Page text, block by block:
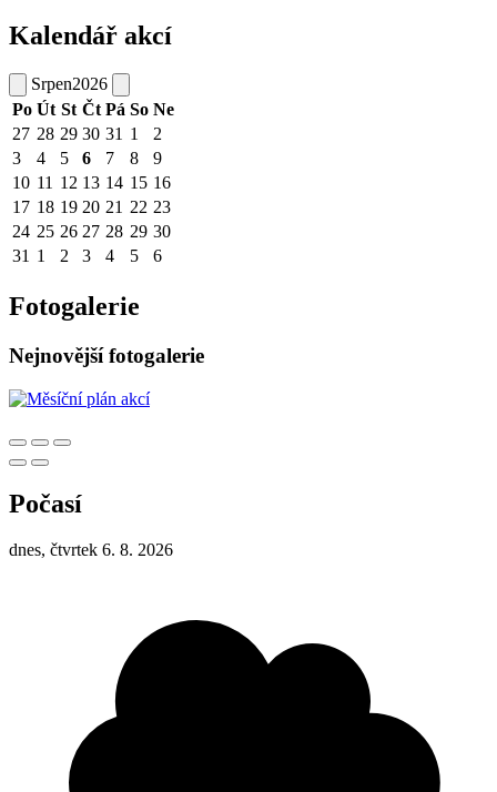
Kalendář akcí
Srpen2026
Po Út St Čt Pá So Ne
27 28 29 30 31 1
2
3
4 5 6 7 8
9
10 11 12 13 14 15 16
17 18 19 20 21 22 23
24 25 26 27 28 29 30
31 1 2 3 4 5 6
Fotogalerie
Nejnovější fotogalerie
Počasí
dnes, čtvrtek 6. 8. 2026